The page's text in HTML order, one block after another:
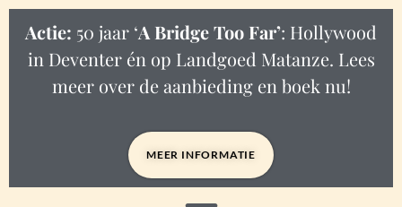
Actie: 50 jaar ‘A Bridge Too Far’: Hollywood
in Deventer én op Landgoed Matanze. Lees
meer over de aanbieding en boek nu!
MEER INFORMATIE